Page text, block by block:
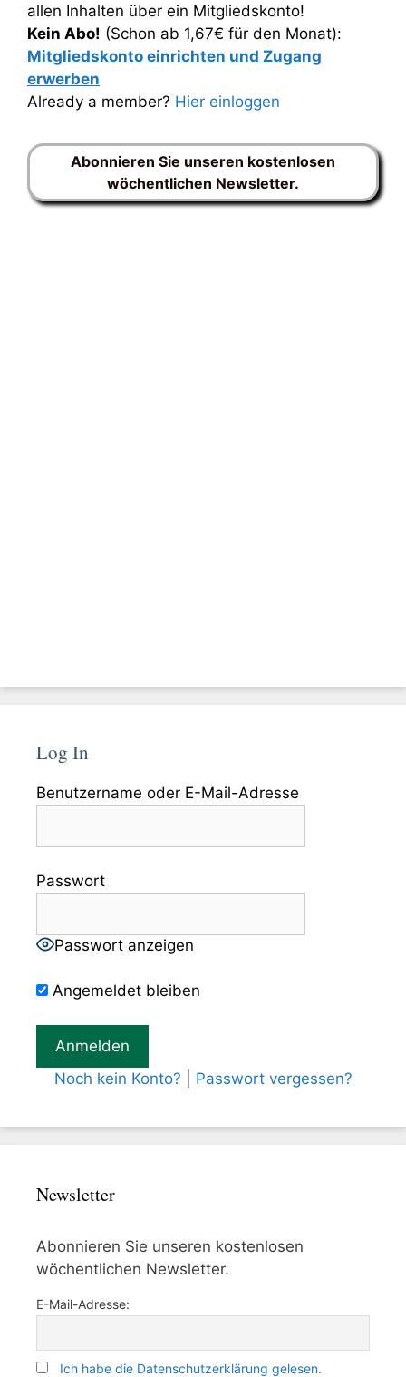
allen Inhalten über ein Mitgliedskonto!
Kein Abo! (Schon ab 1,67€ für den Monat):
Mitgliedskonto einrichten und Zugang
erwerben
Already a member? Hier einloggen
Abonnieren Sie unseren kostenlosen
wöchentlichen Newsletter.
Log In
Benutzername oder E-Mail-Adresse
Passwort
Passwort anzeigen
Angemeldet bleiben
Noch kein Konto? Passwort vergessen?
Newsletter
Abonnieren Sie unseren kostenlosen
wöchentlichen Newsletter.
E-Mail-Adresse:
Ich habe die Datenschutzerklärung gelesen.